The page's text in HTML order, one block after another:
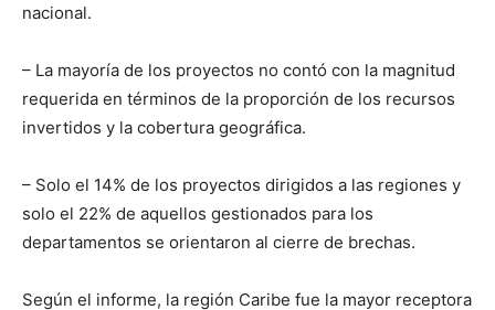
nacional.
– La mayoría de los proyectos no contó con la magnitud
requerida en términos de la proporción de los recursos
invertidos y la cobertura geográfica.
– Solo el 14% de los proyectos dirigidos a las regiones y
solo el 22% de aquellos gestionados para los
departamentos se orientaron al cierre de brechas.
Según el informe, la región Caribe fue la mayor receptora